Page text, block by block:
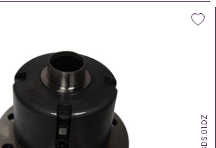
SDS.01.DZ